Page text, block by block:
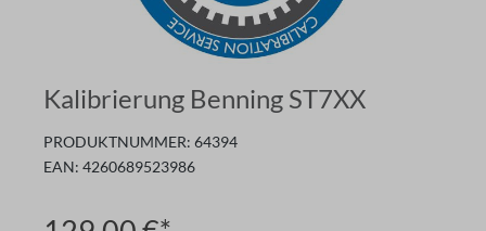
Kalibrierung Benning ST7XX
PRODUKTNUMMER: 64394
EAN: 4260689523986